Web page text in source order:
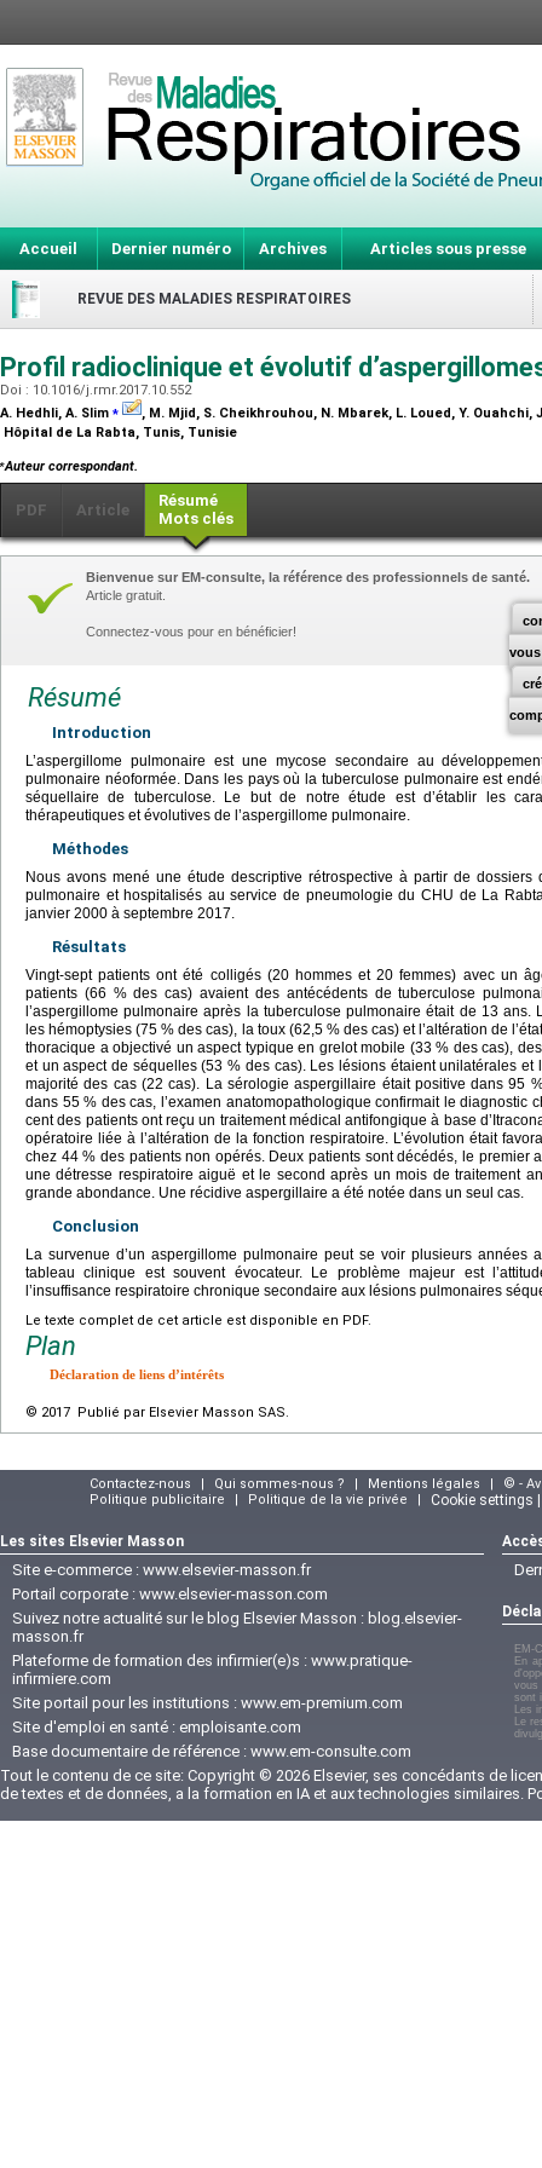
Accueil Dernier numéro Archives Articles sous presse
REVUE DES MALADIES RESPIRATOIRES
Profil radioclinique et évolutif
Doi : 10.1016/j.rmr.2017.10.552
A. Hedhli, A. Slim ⁎
, M. Mjid, S. Cheikhrouhou, N. Mbarek, L. Loued, Y. Ouahchi,
Hôpital de La Rabta, Tunis, Tunisie
⁎Auteur correspondant.
PDF Article
Résumé
Mots clés
vous
Bienvenue sur EM-consulte, la référence des professionnels de santé.
Article gratuit.
Connectez-vous pour en bénéficier!
Résumé
Introduction
L’aspergillome pulmonaire est une mycose secondaire au
pulmonaire néoformée. Dans les pays où la tuberculose pulmonaire est
séquellaire de tuberculose. Le but de notre étude est d’établir les
thérapeutiques et évolutives de l’aspergillome pulmonaire.
Méthodes
Nous avons mené une étude descriptive rétrospective à partir de dossiers
pulmonaire et hospitalisés au service de pneumologie du CHU de La
janvier 2000 à septembre 2017.
Résultats
Vingt-sept patients ont été colligés (20 hommes et 20 femmes) avec un
patients (66 % des cas) avaient des antécédents de tuberculose
l’aspergillome pulmonaire après la tuberculose pulmonaire était de 13 ans.
les hémoptysies (75 % des cas), la toux (62,5 % des cas) et l’altération de
thoracique a objectivé un aspect typique en grelot mobile (33 % des cas),
et un aspect de séquelles (53 % des cas). Les lésions étaient unilatérales
majorité des cas (22 cas). La sérologie aspergillaire était positive dans 95
dans 55 % des cas, l’examen anatomopathologique confirmait le diagnostic
cent des patients ont reçu un traitement médical antifongique à base
opératoire liée à l’altération de la fonction respiratoire. L’évolution était
chez 44 % des patients non opérés. Deux patients sont décédés, le premier
une détresse respiratoire aiguë et le second après un mois de traitement
grande abondance. Une récidive aspergillaire a été notée dans un seul cas.
Conclusion
La survenue d’un aspergillome pulmonaire peut se voir plusieurs années
tableau clinique est souvent évocateur. Le problème majeur est
l’insuffisance respiratoire chronique secondaire aux lésions pulmonaires
Le texte complet de cet article est disponible en PDF.
Plan
Déclaration de liens d’intérêts
© 2017 Publié par Elsevier Masson SAS.
Contactez-nous Qui sommes-nous ? Mentions légales
© -
Politique publicitaire
Politique de la vie privée Cookie settings
Les sites Elsevier Masson
Site e-commerce : www.elsevier-masson.fr
Portail corporate : www.elsevier-masson.com
Suivez notre actualité sur le blog Elsevier Masson : blog.elsevier-
masson.fr
Plateforme de formation des infirmier(e)s : www.pratique-
infirmiere.com
Site portail pour les institutions : www.em-premium.com
Site d'emploi en santé : emploisante.com
Base documentaire de référence : www.em-consulte.com
EM-
En
vous
sont
Les
Le
Tout le contenu de ce site: Copyright © 2026 Elsevier, ses concédants de
de textes et de données, a la formation en IA et aux technologies similaires.